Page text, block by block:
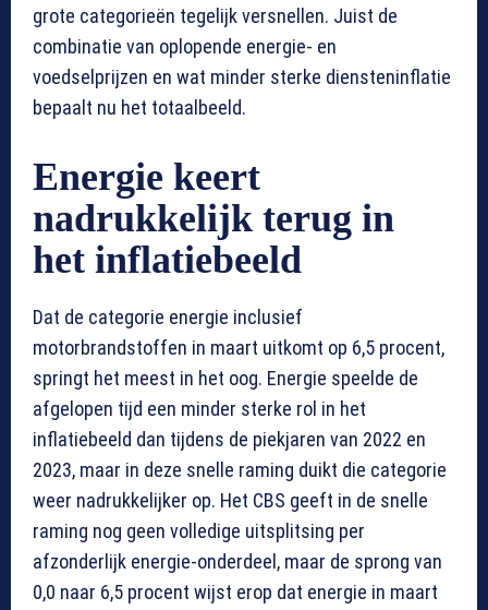
grote categorieën tegelijk versnellen. Juist de
combinatie van oplopende energie- en
voedselprijzen en wat minder sterke diensteninflatie
bepaalt nu het totaalbeeld.
Energie keert
nadrukkelijk terug in
het inflatiebeeld
Dat de categorie energie inclusief
motorbrandstoffen in maart uitkomt op 6,5 procent,
springt het meest in het oog. Energie speelde de
afgelopen tijd een minder sterke rol in het
inflatiebeeld dan tijdens de piekjaren van 2022 en
2023, maar in deze snelle raming duikt die categorie
weer nadrukkelijker op. Het CBS geeft in de snelle
raming nog geen volledige uitsplitsing per
afzonderlijk energie-onderdeel, maar de sprong van
0,0 naar 6,5 procent wijst erop dat energie in maart